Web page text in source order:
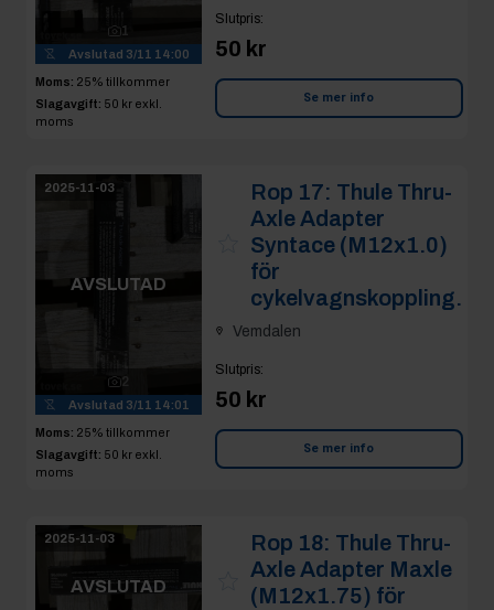
1
Avslutad 3/11 14:00
Moms: 25% tillkommer
Slagavgift: 50 kr exkl.
moms
Slutpris:
50 kr
Se mer info
2025-11-03
AVSLUTAD
2
Avslutad 3/11 14:01
Moms: 25% tillkommer
Slagavgift: 50 kr exkl.
moms
Rop 17: Thule Thru-
Axle Adapter
Syntace (M12x1.0)
för
cykelvagnskoppling.
Vemdalen
Slutpris:
50 kr
Se mer info
2025-11-03
AVSLUTAD
Rop 18: Thule Thru-
Axle Adapter Maxle
(M12x1.75) för